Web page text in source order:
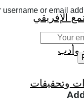
الإفريقي
وأدب
وتحقيقات
username or email